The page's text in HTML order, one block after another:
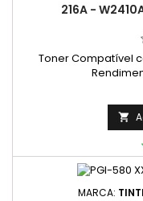
216A -
Toner Compatível

MARCA: